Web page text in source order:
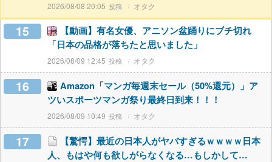
2026/08/08 20:05 オタク
15
【動画】有名女優、アニソン盆踊りにブチ切れ
「日本の品格が落ちたと思いました」
2026/08/09 12:45 オタク
16
Amazon「マンガ毎週末セール（50%還元）」ア
ツいスポーツマンガ祭り最終日到来！！！
2026/08/09 10:49 オタク
17
【驚愕】最近の日本人がヤバすぎるｗｗｗｗ日本
人、もはや何も欲しがらなくなる…もしかして…